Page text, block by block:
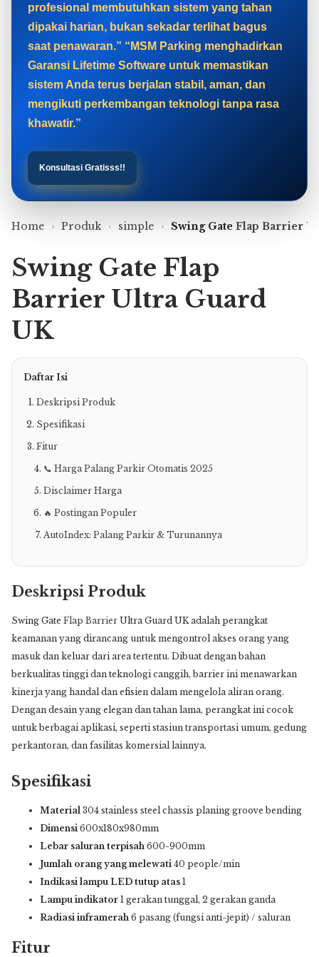
profesional membutuhkan sistem yang tahan
dipakai harian, bukan sekadar terlihat bagus
saat penawaran.” “MSM Parking menghadirkan
Garansi Lifetime Software untuk memastikan
sistem Anda terus berjalan stabil, aman, dan
mengikuti perkembangan teknologi tanpa rasa
khawatir.”
Konsultasi Gratisss!!
Home › Produk › simple › Swing Gate Flap Barrier
Swing Gate Flap
Barrier Ultra Guard
UK
Daftar Isi
Deskripsi Produk
Spesifikasi
Fitur
📞 Harga Palang Parkir Otomatis 2025
Disclaimer Harga
🔥 Postingan Populer
AutoIndex: Palang Parkir & Turunannya
Deskripsi Produk
Swing Gate Flap Barrier Ultra Guard UK adalah perangkat
keamanan yang dirancang untuk mengontrol akses orang yang
masuk dan keluar dari area tertentu. Dibuat dengan bahan
berkualitas tinggi dan teknologi canggih, barrier ini menawarkan
kinerja yang handal dan efisien dalam mengelola aliran orang.
Dengan desain yang elegan dan tahan lama, perangkat ini cocok
untuk berbagai aplikasi, seperti stasiun transportasi umum, gedung
perkantoran, dan fasilitas komersial lainnya.
Spesifikasi
Material 304 stainless steel chassis planing groove bending
Dimensi 600x180x980mm
Lebar saluran terpisah 600-900mm
Jumlah orang yang melewati 40 people/min
Indikasi lampu LED tutup atas 1
Lampu indikator 1 gerakan tunggal, 2 gerakan ganda
Radiasi inframerah 6 pasang (fungsi anti-jepit) / saluran
Fitur